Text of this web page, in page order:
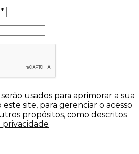
*
usados para aprimorar a sua
site, para gerenciar o acesso
propósitos, como descritos
privacidade